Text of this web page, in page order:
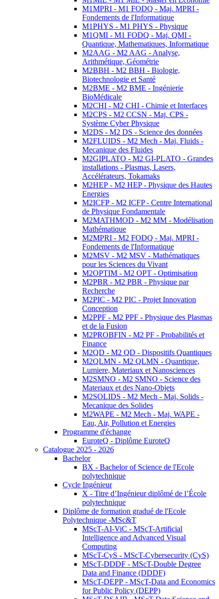
M1MPRI - M1 FODQ - Maj. MPRI -
Fondements de l'Informatique
M1PHYS - M1 PHYS - Physique
M1QMI - M1 FODQ - Maj. QMI -
Quantique, Mathematiques, Informatique
M2AAG - M2 AAG - Analyse,
Arithmétique, Géométrie
M2BBH - M2 BBH - Biologie,
Biotechnologie et Santé
M2BME - M2 BME - Ingénierie
BioMédicale
M2CHI - M2 CHI - Chimie et Interfaces
M2CPS - M2 CCSN - Maj. CPS -
Système Cyber Physique
M2DS - M2 DS - Science des données
M2FLUIDS - M2 Mech - Maj. Fluids -
Mecanique des Fluides
M2GIPLATO - M2 GI-PLATO - Grandes
installations - Plasmas, Lasers,
Accélérateurs, Tokamaks
M2HEP - M2 HEP - Physique des Hautes
Energies
M2ICFP - M2 ICFP - Centre International
de Physique Fondamentale
M2MATHMOD - M2 MM - Modélisation
Mathématique
M2MPRI - M2 FODQ - Maj. MPRI -
Fondements de l'Informatique
M2MSV - M2 MSV - Mathématiques
pour les Sciences du Vivant
M2OPTIM - M2 OPT - Optimisation
M2PBR - M2 PBR - Physique par
Recherche
M2PIC - M2 PIC - Projet Innovation
Conception
M2PPF - M2 PPF - Physique des Plasmas
et de la Fusion
M2PROBFIN - M2 PF - Probabilités et
Finance
M2QD - M2 QD - Dispositifs Quantiques
M2QLMN - M2 QLMN - Quantique,
Lumiere, Materiaux et Nanosciences
M2SMNO - M2 SMNO - Science des
Materiaux et des Nano-Objets
M2SOLIDS - M2 Mech - Maj. Solids -
Mecanique des Solides
M2WAPE - M2 Mech - Maj. WAPE -
Eau, Air, Pollution et Energies
Programme d'échange
EuroteQ - Diplôme EuroteQ
Catalogue 2025 - 2026
Bachelor
BX - Bachelor of Science de l'Ecole
polytechnique
Cycle Ingénieur
X - Titre d’Ingénieur diplômé de l’École
polytechnique
Diplôme de formation gradué de l'Ecole
Polytechnique -MSc&T
MScT-AI-ViC - MScT-Artificial
Intelligence and Advanced Visual
Computing
MScT-CyS - MScT-Cybersecurity (CyS)
MScT-DDDF - MScT-Double Degree
Data and Finance (DDDF)
MScT-DEPP - MScT-Data and Economics
for Public Policy (DEPP)